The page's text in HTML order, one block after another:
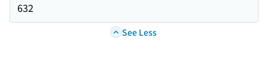
632
See Less